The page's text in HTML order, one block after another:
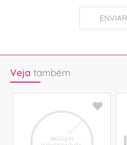
ENVIAR
Veja também